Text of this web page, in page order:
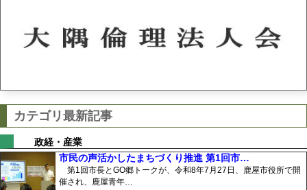
カテゴリ最新記事
政経・産業
市民の声活かしたまちづくり推進 第1回市…
第1回市長とGO郷トークが、令和8年7月27日、鹿屋市役所で開
催され、鹿屋青年…